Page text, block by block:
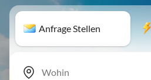
Anfrage Stellen